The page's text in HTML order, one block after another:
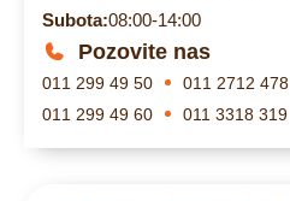
Subota:08:00-14:00
Pozovite nas
011 299 49 50 011 2712 478
011 299 49 60
011 3318 319